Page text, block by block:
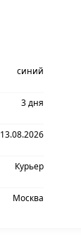
синий
3 дня
13.08.2026
Курьер
Москва